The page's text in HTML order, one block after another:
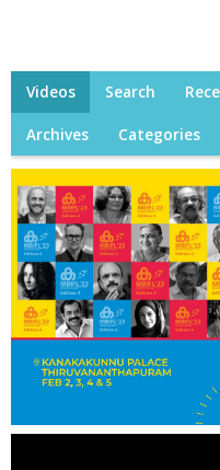
Videos Search
Archives Categories